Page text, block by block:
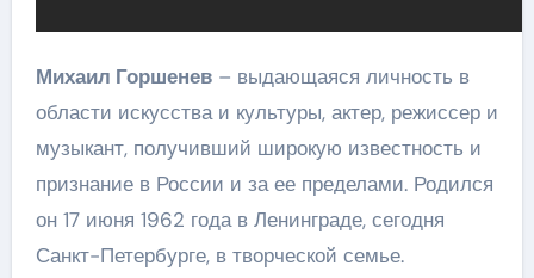
Михаил Горшенев– выдающаяся личность в
области искусства и культуры, актер, режиссер и
музыкант, получивший широкую известность и
признание в России и за ее пределами. Родился
он 17 июня 1962 года в Ленинграде, сегодня
Санкт-Петербурге, в творческой семье.